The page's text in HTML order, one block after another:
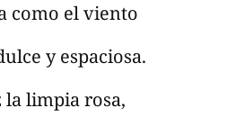
como el viento
y espaciosa.
la limpia rosa,